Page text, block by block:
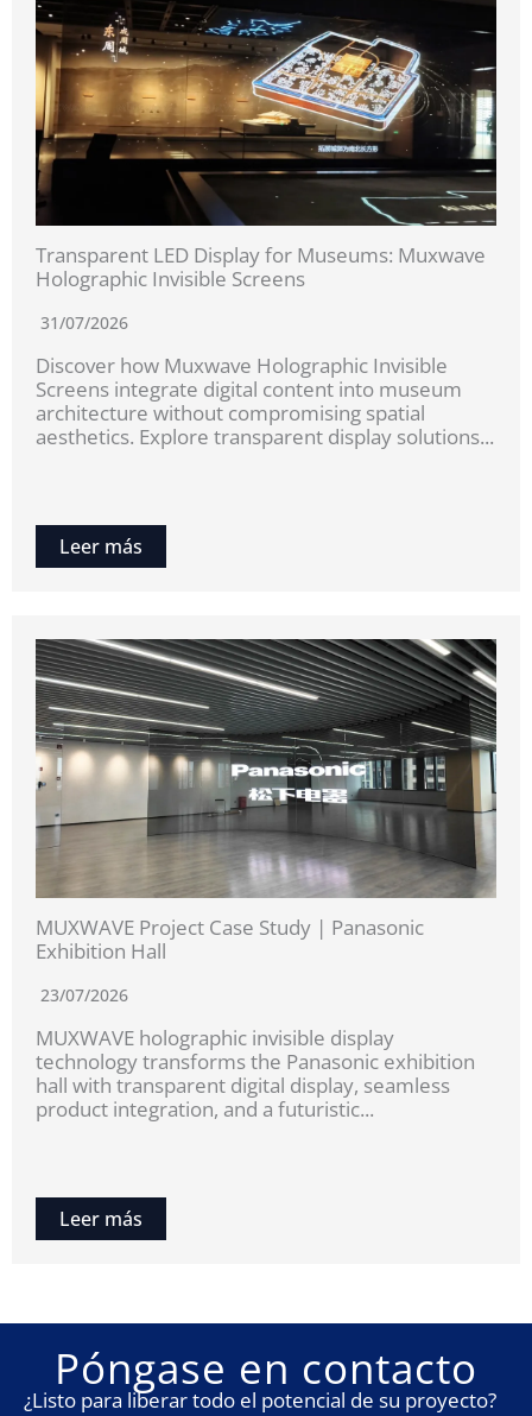
Transparent LED Display for Museums: Muxwave
Holographic Invisible Screens
31/07/2026
Discover how Muxwave Holographic Invisible
Screens integrate digital content into museum
architecture without compromising spatial
aesthetics. Explore transparent display solutions...
Leer más
MUXWAVE Project Case Study | Panasonic
Exhibition Hall
23/07/2026
MUXWAVE holographic invisible display
technology transforms the Panasonic exhibition
hall with transparent digital display, seamless
product integration, and a futuristic...
Leer más
Póngase en contacto
¿Listo para liberar todo el potencial de su proyecto?